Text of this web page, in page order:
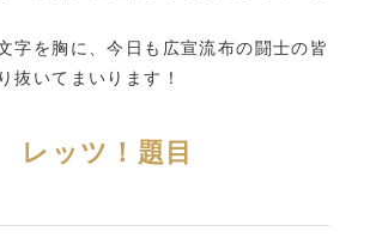
字を胸に、今日も広宣流布の闘士の皆
抜いてまいります！
レッツ！題目